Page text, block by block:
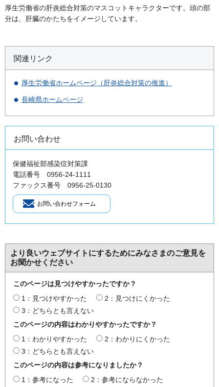
厚生労働省の肝炎総合対策のマスコットキャラクターです。頭の部
分は、肝臓のかたちをイメージしています。
関連リンク
厚生労働省ホームページ（肝炎総合対策の推進）
長崎県ホームページ
お問い合わせ
保健福祉部感染症対策課
電話番号 0956-24-1111
ファックス番号 0956-25-0130
より良いウェブサイトにするためにみなさまのご意見を
お聞かせください
このページは見つけやすかったですか？
1：見つけやすかった
2：見つけにくかった
3：どちらとも言えない
このページの内容はわかりやすかったですか？
1：わかりやすかった
2：わかりにくかった
3：どちらとも言えない
このページの内容は参考になりましたか？
1：参考になった
2：参考にならなかった